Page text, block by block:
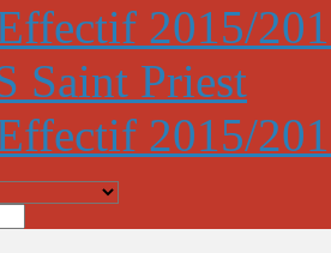
2015/
Saint Priest
2015/